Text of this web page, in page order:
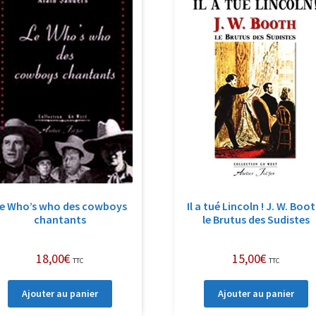
Who’s who des cowboys
chantants
18,00€ TTC
Ajouter au panier
Il a tué Lincoln ! J. W.
le Brutus des Sudistes
15,00€ TTC
Ajouter au panier